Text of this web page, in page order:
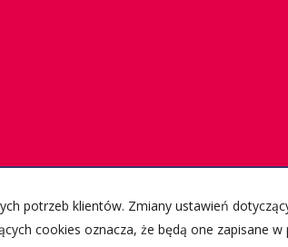
potrzeb klientów. Zmiany ustawień
cookies oznacza, że będą one zapisane w